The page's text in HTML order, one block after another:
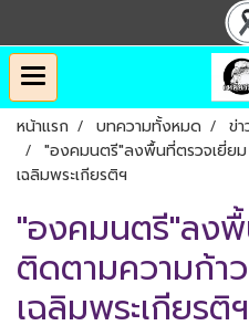
หน้าแรก บทความทั้งหมด
ข่
"องคมนตรี"ลงพื้นที่ตรวจเยี่ย
เฉลิมพระเกียรติฯ
"องคมนตรี"ลง
ติดตามความก้า
เฉลิมพระเกียรติฯ